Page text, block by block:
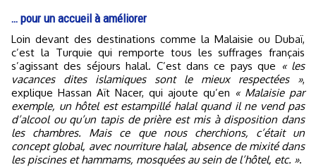
… pour un accueil à améliorer
Loin devant des destinations comme la Malaisie ou Dubaï,
c’est la Turquie qui remporte tous les suffrages français
s’agissant des séjours halal. C’est dans ce pays que « les
vacances dites islamiques sont le mieux respectées »,
explique Hassan Aït Nacer, qui ajoute qu’en « Malaisie par
exemple, un hôtel est estampillé halal quand il ne vend pas
d’alcool ou qu’un tapis de prière est mis à disposition dans
les chambres. Mais ce que nous cherchions, c’était un
concept global, avec nourriture halal, absence de mixité dans
les piscines et hammams, mosquées au sein de l’hôtel, etc. ».